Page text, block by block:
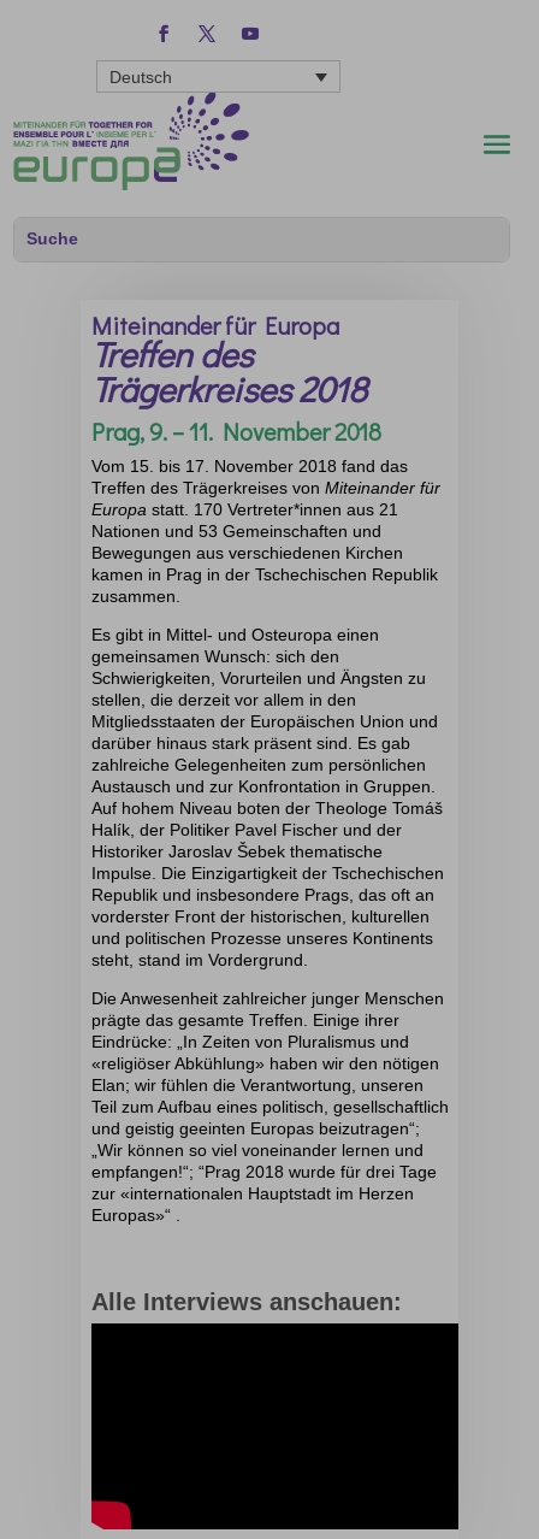
Deutsch
Miteinander für Europa
Treffen des
Trägerkreises 2018
Prag, 9. – 11. November 2018
Vom 15. bis 17. November 2018 fand das
Treffen des Trägerkreises von Miteinander für
Europa statt . 170 Vertreter*innen aus 21
Nationen und 53 Gemeinschaften und
Bewegungen aus verschiedenen Kirchen
kamen in Prag in der Tschechischen Republik
zusammen.
Es gibt in Mittel- und Osteuropa einen
gemeinsamen Wunsch: sich den
Schwierigkeiten, Vorurteilen und Ängsten zu
stellen, die derzeit vor allem in den
Mitgliedsstaaten der Europäischen Union und
darüber hinaus stark präsent sind. Es gab
zahlreiche Gelegenheiten zum persönlichen
Austausch und zur Konfrontation in Gruppen.
Auf hohem Niveau boten der Theologe Tomáš
Halík, der Politiker Pavel Fischer und der
Historiker Jaroslav Šebek thematische
Impulse.
Die Einzigartigkeit der Tschechischen
Republik und insbesondere Prags, das oft an
vorderster Front der historischen, kulturellen
und politischen Prozesse unseres Kontinents
steht, stand im Vordergrund.
Die Anwesenheit zahlreicher junger Menschen
prägte das gesamte Treffen. Einige ihrer
Eindrücke: „In Zeiten von Pluralismus und
«religiöser Abkühlung» haben wir den nötigen
Elan; wir fühlen die Verantwortung, unseren
Teil zum Aufbau eines politisch, gesellschaftlich
und geistig geeinten Europas beizutragen“;
„Wir können so viel voneinander lernen und
empfangen!“; “Prag 2018 wurde für drei Tage
zur«internationalen Hauptstadt im Herzen
Europas»“
Alle Interviews anschauen: